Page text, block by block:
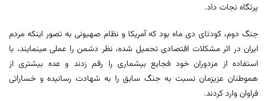
پرتگاه نجات داد.
جنگ دوم، کودتای دی ماه بود که آمریکا و نظام صهیونی به تصور اینکه مردم
ایران در اثر مشکلات اقتصادی تحمیل شده، نظر دشمن را عملی مینمایند، با
استفاده از مزدوران خود فجایع بیشماری را رقم زدند و عده بیشتری از
هموطنان عزیزمان نسبت به جنگ سابق را به شهادت رسانیده و خساراتی
فراوان وارد کردند.